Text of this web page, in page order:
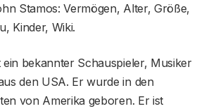
Stamos: Vermögen, Alter, Größe,
Kinder, Wiki.
bekannter Schauspieler, Musiker
den USA. Er wurde in den
von Amerika geboren. Er ist